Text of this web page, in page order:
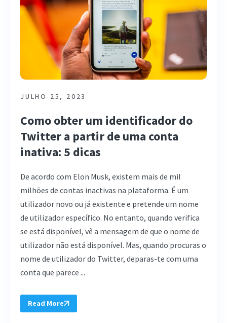
JULHO 25, 2023
Como obter um identificador do
Twitter a partir de uma conta
inativa: 5 dicas
De acordo com Elon Musk, existem mais de mil
milhões de contas inactivas na plataforma. É um
utilizador novo ou já existente e pretende um nome
de utilizador específico. No entanto, quando verifica
se está disponível, vê a mensagem de que o nome de
utilizador não está disponível. Mas, quando procuras o
nome de utilizador do Twitter, deparas-te com uma
conta que parece ...
Read More